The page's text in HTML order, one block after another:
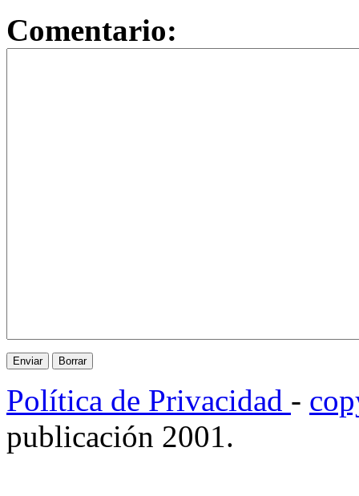
Comentario:
Política de Privacidad -
publicación 2001.